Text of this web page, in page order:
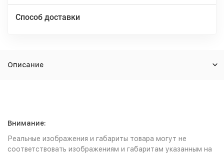
Способ доставки
Описание
Внимание:
Реальные изображения и габариты товара могут не
соответствовать изображениям и габаритам указанным на